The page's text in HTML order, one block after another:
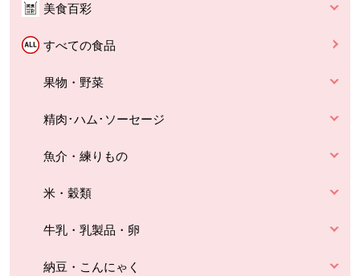
美食百彩
すべての食品
果物・野菜
精肉･ハム･ソーセージ
魚介・練りもの
米・穀類
牛乳・乳製品・卵
納豆・こんにゃく